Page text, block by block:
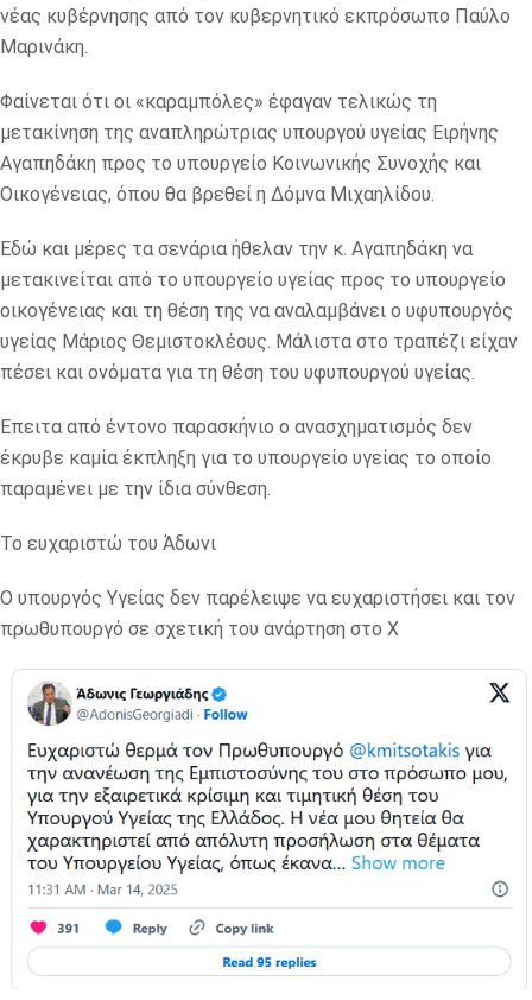
νέας κυβέρνησης από τον κυβερνητικό εκπρόσωπο Παύλο
Μαρινάκη.
Φαίνεται ότι οι «καραμπόλες» έφαγαν τελικώς τη
μετακίνηση της αναπληρώτριας υπουργού υγείας Ειρήνης
Αγαπηδάκη προς το υπουργείο Κοινωνικής Συνοχής και
Οικογένειας, όπου θα βρεθεί η Δόμνα Μιχαηλίδου.
Εδώ και μέρες τα σενάρια ήθελαν την κ. Αγαπηδάκη να
μετακινείται από το υπουργείο υγείας προς το υπουργείο
οικογένειας και τη θέση της να αναλαμβάνει ο υφυπουργός
υγείας Μάριος Θεμιστοκλέους. Μάλιστα στο τραπέζι είχαν
πέσει και ονόματα για τη θέση του υφυπουργού υγείας.
Έπειτα από έντονο παρασκήνιο ο ανασχηματισμός δεν
έκρυβε καμία έκπληξη για το υπουργείο υγείας το οποίο
παραμένει με την ίδια σύνθεση.
Το ευχαριστώ του Άδωνι
Ο υπουργός Υγείας δεν παρέλειψε να ευχαριστήσει και τον
πρωθυπουργό σε σχετική του ανάρτηση στο Χ